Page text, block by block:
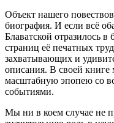
Объект нашего
биография. И если всё
Блаватской отразилось в
страниц её печатных
захватывающих и
описания. В своей книге
масштабную эпопею со
событиями.
Мы ни в коем случае не